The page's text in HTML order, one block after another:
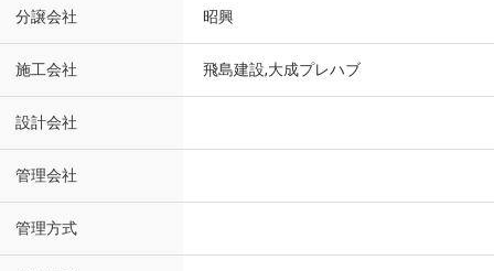
分譲会社 昭興
施工会社 飛島建設,大成プレハブ
設計会社
管理会社
管理方式